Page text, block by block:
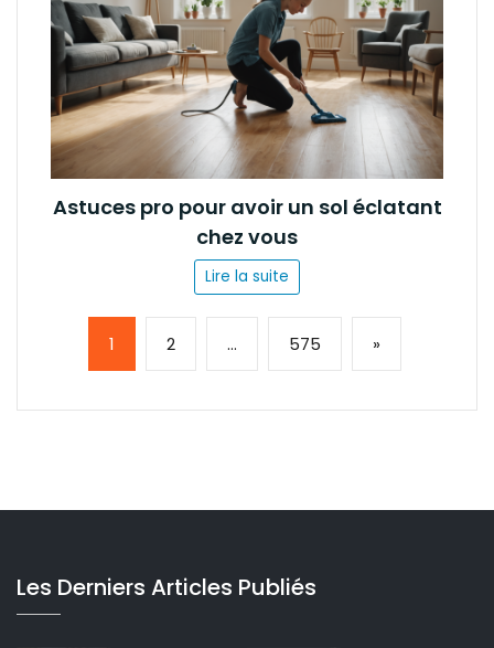
Astuces pro pour avoir un sol éclatant
chez vous
Lire la suite
1 2 … 575 Next
»
Les Derniers Articles Publiés